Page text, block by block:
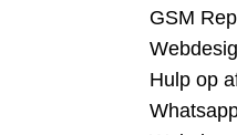
GSM
Hulp op